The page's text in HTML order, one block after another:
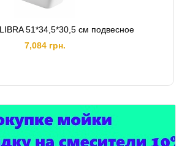
51*34,5*30,5 см подвесное
7,084 грн.